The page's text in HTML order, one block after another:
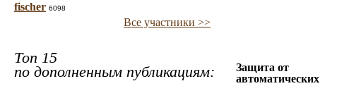
fischer 6098
Все участники >>
Топ 15
по дополненным публикациям:
Защита от
автоматических